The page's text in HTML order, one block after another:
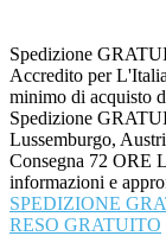
Spedizione
Accredito per
minimo di acquisto
Spedizione
Lussemburgo,
Consegna 72 ORE
informazioni e
SPEDIZIONE
RESO GRATUITO